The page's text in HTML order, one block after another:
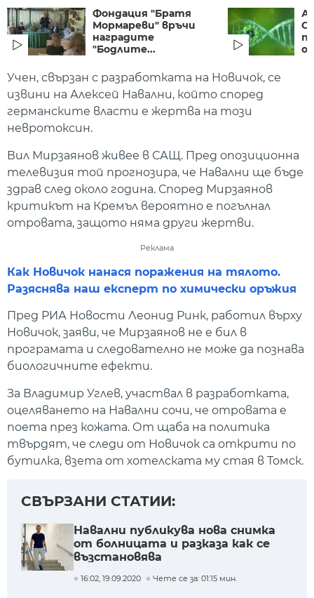
Фондация "Братя
Мормареви" връчи
наградите
"Бодлите...
Учен, свързан с разработката на Новичок, се
извини на Алексей Навални, който според
германските власти е жертва на този
невротоксин.
Вил Мирзаянов живее в САЩ. Пред опозиционна
телевизия той прогнозира, че Навални ще бъде
здрав след около година. Според Мирзаянов
критикът на Кремъл вероятно е погълнал
отровата, защото няма други жертви.
Реклама
Как Новичок нанася поражения на тялото.
Разяснява наш експерт по химически оръжия
Пред РИА Новости Леонид Ринк, работил върху
Новичок, заяви, че Мирзаянов не е бил в
програмата и следователно не може да познава
биологичните ефекти.
За Владимир Углев, участвал в разработката,
оцеляването на Навални сочи, че отровата е
поета през кожата. От щаба на политика
твърдят, че следи от Новичок са открити по
бутилка, взета от хотелската му стая в Томск.
СВЪРЗАНИ СТАТИИ:
Навални публикува нова снимка
от болницата и разказа как се
възстановява
16:02, 19.09.2020 Чете се за: 01:15 мин.